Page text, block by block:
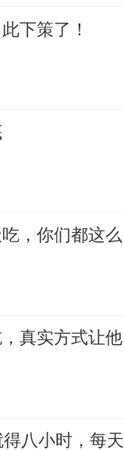
下策了！
，你们都这么
真实方式让他
八小时，每天